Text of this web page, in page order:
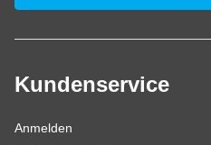
Kundenservice
Anmelden